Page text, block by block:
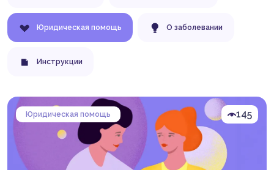
Юридическая помощь О заболевании
Инструкции
Юридическая помощь 145